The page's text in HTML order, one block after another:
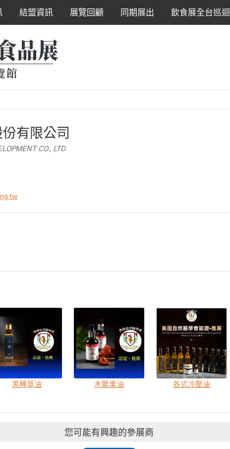
結盟資訊 展覽回顧 同期展出 飲食展全台巡迴
有限公司
CO., LTD.
黑種草油 木鱉果油 各式冷壓油
您可能有興趣的參展商